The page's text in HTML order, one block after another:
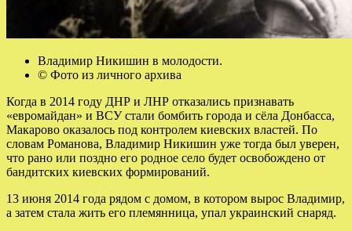
Владимир Никишин в молодости.
© Фото из личного архива
Когда в 2014 году ДНР и ЛНР отказались признавать
«евромайдан» и ВСУ стали бомбить города и сёла Донбасса,
Макарово оказалось под контролем киевских властей. По
словам Романова, Владимир Никишин уже тогда был уверен,
что рано или поздно его родное село будет освобождено от
бандитских киевских формирований.
13 июня 2014 года рядом с домом, в котором вырос Владимир,
а затем стала жить его племянница, упал украинский снаряд.